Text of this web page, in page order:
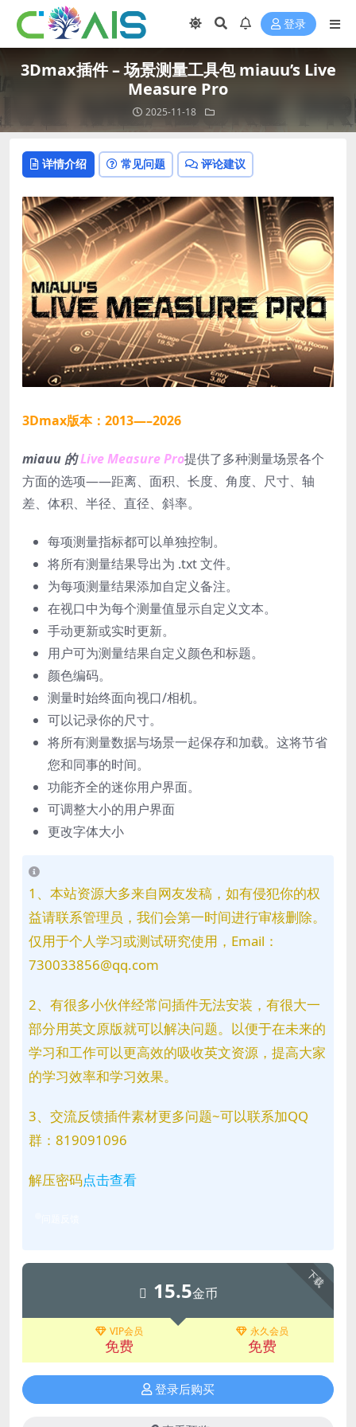
登录
3Dmax插件 – 场景测量工具包 miauu’s Live
Measure Pro
2025-11-18
详情介绍 常见问题 评论建议
3Dmax版本：2013—–2026
miauu 的Live Measure Pro提供了多种测量场景各个
方面的选项——距离、面积、长度、角度、尺寸、轴
差、体积、半径、直径、斜率。
每项测量指标都可以单独控制。
将所有测量结果导出为 .txt 文件。
为每项测量结果添加自定义备注。
在视口中为每个测量值显示自定义文本。
手动更新或实时更新。
用户可为测量结果自定义颜色和标题。
颜色编码。
测量时始终面向视口/相机。
可以记录你的尺寸。
将所有测量数据与场景一起保存和加载。这将节省
您和同事的时间。
功能齐全的迷你用户界面。
可调整大小的用户界面
更改字体大小
1、本站资源大多来自网友发稿，如有侵犯你的权
益请联系管理员，我们会第一时间进行审核删除。
仅用于个人学习或测试研究使用，Email：
730033856@qq.com
2、有很多小伙伴经常问插件无法安装，有很大一
部分用英文原版就可以解决问题。以便于在未来的
学习和工作可以更高效的吸收英文资源，提高大家
的学习效率和学习效果。
3、交流反馈插件素材更多问题~可以联系加QQ
群：819091096
解压密码点击查看
下载
15.5金币
VIP会员
免费
永久会员
免费
登录后购买